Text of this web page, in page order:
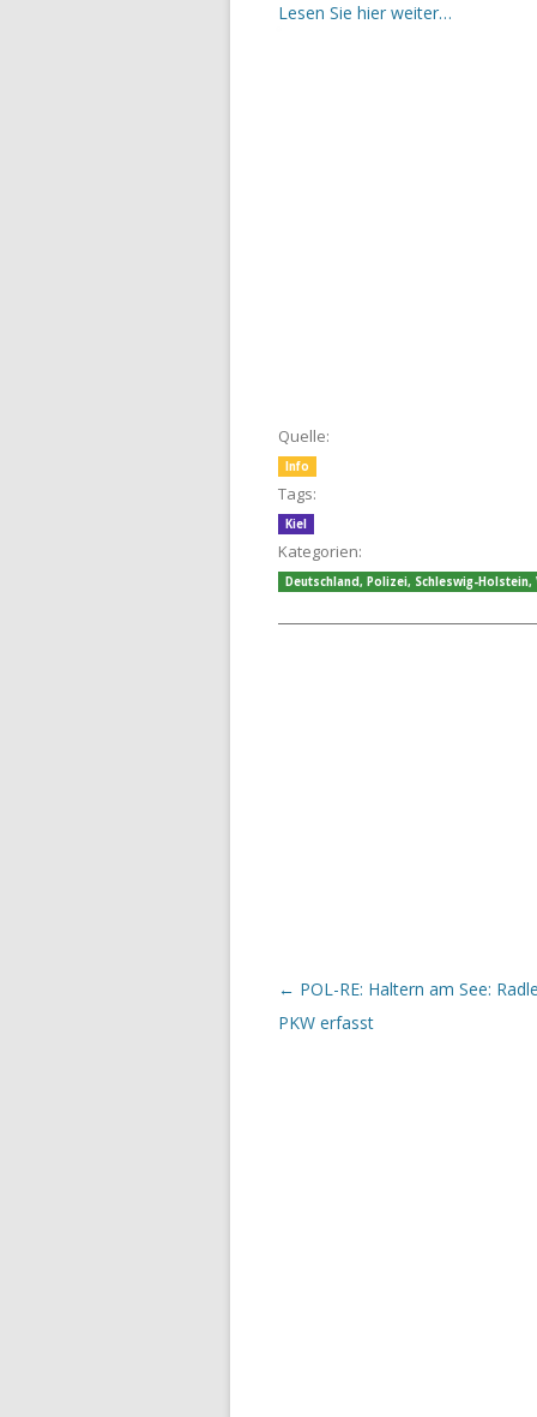
Lesen Sie hier weiter…
Quelle:
Info
Tags:
Kiel
Kategorien:
Deutschland, Polizei, Schleswig-Holstein,
Beitrags-Navigation
← POL-RE: Haltern am See:
PKW erfasst